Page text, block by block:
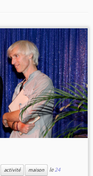
activité maison le24